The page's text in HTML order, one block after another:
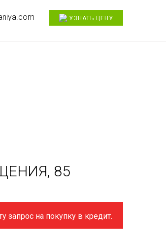
УЗНАТЬ ЦЕНУ
85
запрос на покупку в кредит.